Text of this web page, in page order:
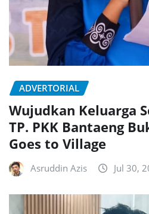
ADVERTORIAL
Wujudkan Keluarga
TP. PKK Bantaeng
Goes to Village
Asruddin Azis Jul 30,